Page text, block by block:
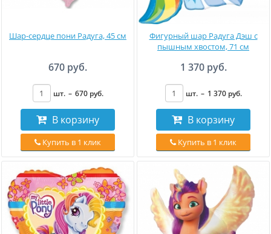
Шар-сердце пони Радуга, 45 см
670 руб.
шт. – 670 руб.
В корзину
Купить в 1 клик
Фигурный шар Радуга Дэш с
пышным хвостом, 71 см
1 370 руб.
шт. – 1 370 руб.
В корзину
Купить в 1 клик